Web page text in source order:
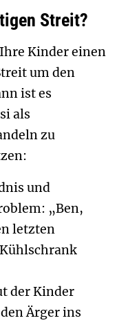
Streit?
Kinder einen
um den
ist es
als
zu
und
„Ben,
letzten
der Kinder
Ärger ins